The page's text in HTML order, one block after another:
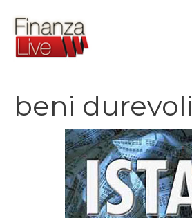
contenuto
beni durevoli